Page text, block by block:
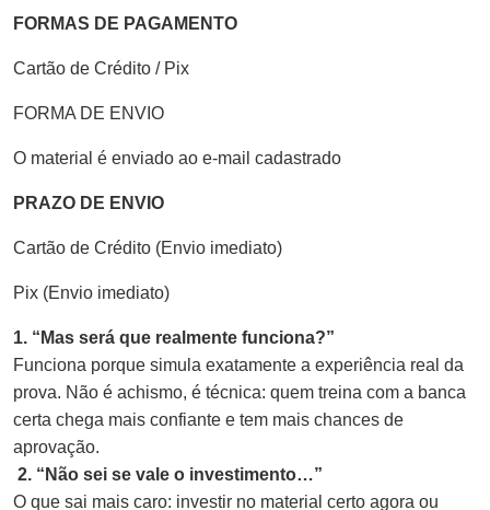
FORMAS DE PAGAMENTO
Cartão de Crédito / Pix
FORMA DE ENVIO
O material é enviado ao e-mail cadastrado
PRAZO DE ENVIO
Cartão de Crédito (Envio imediato)
Pix (Envio imediato)
1. “Mas será que realmente funciona?”
Funciona porque simula exatamente a experiência real da
prova. Não é achismo, é técnica: quem treina com a banca
certa chega mais confiante e tem mais chances de
aprovação.
2. “Não sei se vale o investimento…”
O que sai mais caro: investir no material certo agora ou